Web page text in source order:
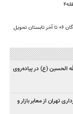
تصویب پارکینگ- پناهگاه‌ها در کمیسیون ماده پنج/ پروژه پادگان ۰۶ تا آخر تابستان تحویل
اباعبدالله الحسین (ع) در پیاده‌روی
تهران از معابر بازار و